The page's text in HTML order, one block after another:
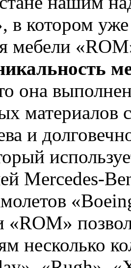
в котором уже
мебели
она
материалов
и
Mercedes-
несколько